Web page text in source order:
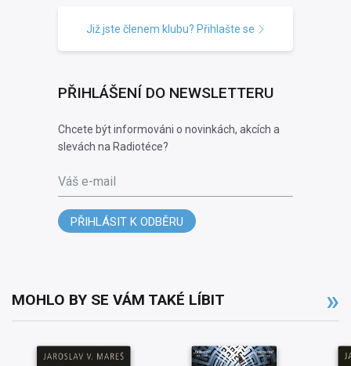
Již jste členem klubu? Přihlašte se
PŘIHLÁŠENÍ DO NEWSLETTERU
Chcete být informováni o novinkách, akcích a
slevách na Radiotéce?
Váš e-mail
PŘIHLÁSIT K ODBĚRU
MOHLO BY SE VÁM TAKÉ LÍBIT